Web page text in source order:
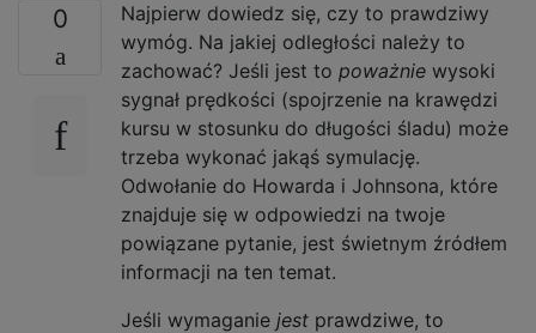
0
Najpierw dowiedz się, czy to prawdziwy
wymóg. Na jakiej odległości należy to
zachować? Jeśli jest to poważnie wysoki
sygnał prędkości (spojrzenie na krawędzi
kursu w stosunku do długości śladu) może
trzeba wykonać jakąś symulację.
Odwołanie do Howarda i Johnsona, które
znajduje się w odpowiedzi na twoje
powiązane pytanie, jest świetnym źródłem
informacji na ten temat.
Jeśli wymaganie jest prawdziwe, to